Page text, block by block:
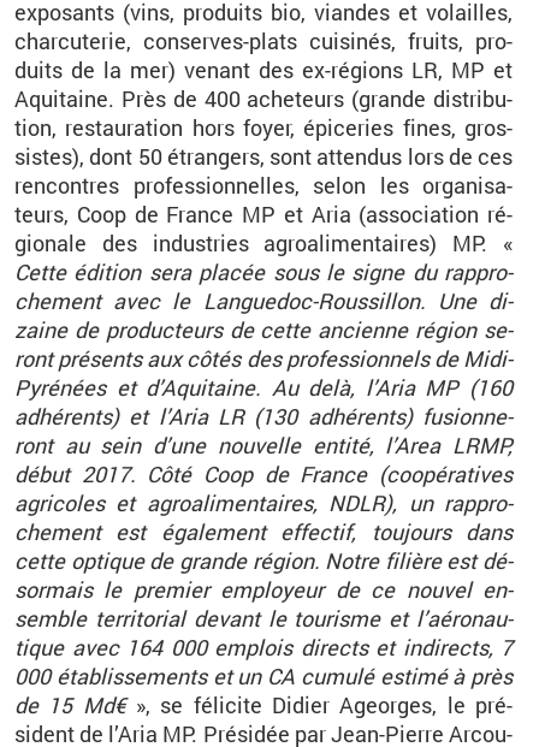
ex­po­sants (vins, pro­duits bio, viandes et vo­lailles,
char­cu­te­rie, conserves-plats cui­si­nés, fruits, pro­
duits de la mer) ve­nant des ex-ré­gions LR, MP et
Aqui­taine. Près de 400 ache­teurs (grande dis­tri­bu­
tion, res­tau­ra­tion hors foyer, épi­ce­ries fines, gros­
sistes), dont 50 étran­gers, sont at­ten­dus lors de ces
ren­contres pro­fes­sion­nelles, selon les or­ga­ni­sa­
teurs, Coop de France MP et Aria (as­so­cia­tion ré­
gio­nale des in­dus­tries agroa­li­men­taires) MP. «
Cette édi­tion sera pla­cée sous le signe du rap­pro­
che­ment avec le Lan­gue­doc-Rous­sillon. Une di­
zaine de pro­duc­teurs de cette an­cienne ré­gion se­
ront pré­sents aux côtés des pro­fes­sion­nels de Midi-
Py­ré­nées et d’Aqui­taine. Au delà, l’Aria MP (160
adhé­rents) et l’Aria LR (130 adhé­rents) fu­sion­ne­
ront au sein d’une nou­velle en­tité, l’Area LRMP,
début 2017. Côté Coop de France (co­opé­ra­tives
agri­coles et agroa­li­men­taires, NDLR), un rap­pro­
che­ment est éga­le­ment ef­fec­tif, tou­jours dans
cette op­tique de grande ré­gion. Notre fi­lière est dé­
sor­mais le pre­mier em­ployeur de ce nou­vel en­
semble ter­ri­to­rial de­vant le tou­risme et l’aé­ro­nau­
tique avec 164 000 em­plois di­rects et in­di­rects, 7
000 éta­blis­se­ments et un CA cu­mulé es­timé à près
de 15 Md€», se fé­li­cite Di­dier Ageorges, le pré­
sident de l’Aria MP. Pré­si­dée par Jean-Pierre Ar­cou­